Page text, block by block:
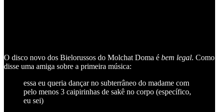
O disco novo dos Bielorussos do Molchat Doma é bem legal. Como
disse uma amiga sobre a primeira música:
essa eu queria dançar no subterrâneo do madame com
pelo menos 3 caipirinhas de sakê no corpo (específico,
eu sei)